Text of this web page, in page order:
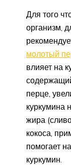
Для того
организм,
молотый
влияет на
перце,
куркумина
жира
кокоса,
помогает
куркумин.